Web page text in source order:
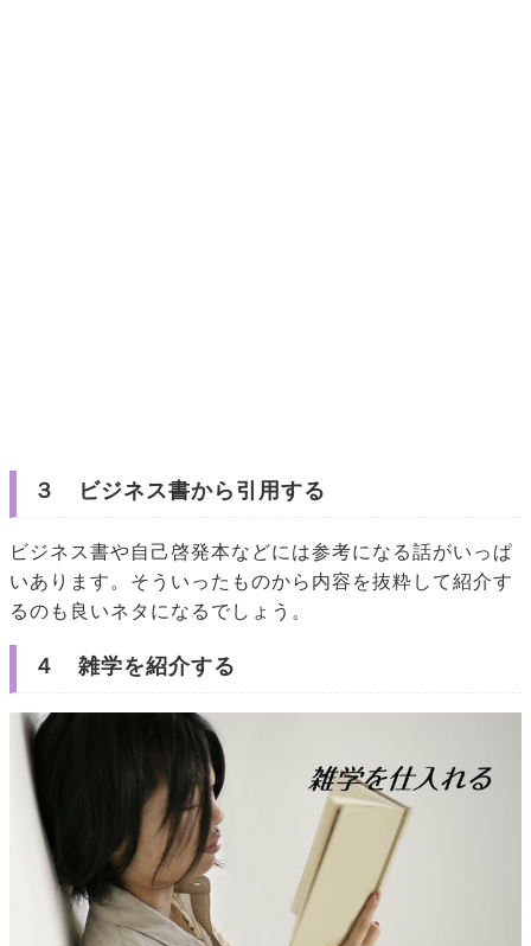
３ ビジネス書から引用する
ビジネス書や自己啓発本などには参考になる話がいっぱ
いあります。そういったものから内容を抜粋して紹介す
るのも良いネタになるでしょう。
４ 雑学を紹介する